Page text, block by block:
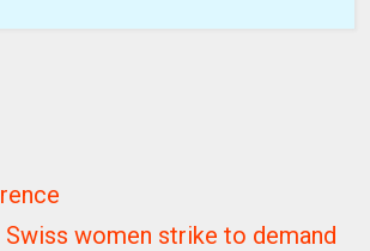
Swiss women strike to demand